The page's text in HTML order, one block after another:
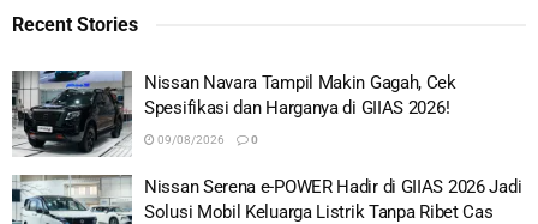
Recent Stories
Nissan Navara Tampil Makin Gagah, Cek
Spesifikasi dan Harganya di GIIAS 2026!
09/08/2026 0
Nissan Serena e-POWER Hadir di GIIAS 2026 Jadi
Solusi Mobil Keluarga Listrik Tanpa Ribet Cas